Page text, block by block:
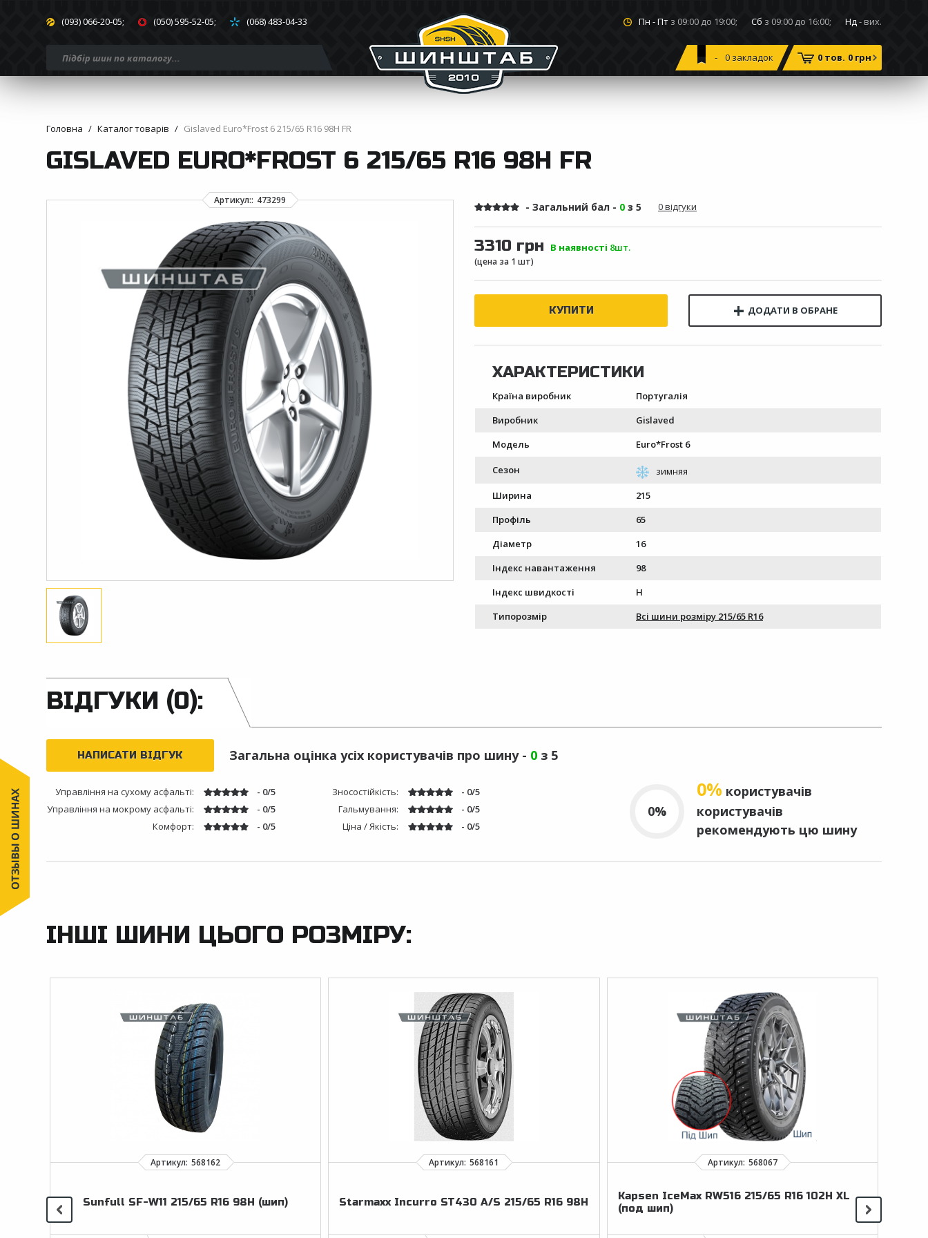
(093) 066-20-05; (050) 595-52-05; (068) 483-04-33 Пн - Пт з 09:00 до 19:00; Сб з 09:00 до 16:00; Нд- вих.
0закладок 0 тов. 0 грн
Головна Каталог товарів Gislaved Euro*Frost 6 215/65 R16 98H FR
GISLAVED EURO*FROST 6 215/65 R16 98H FR
- Загальний бал - 0 з 5 0 відгуки
3310 грн В наявності 8шт.
Країна виробник
Португалія
Виробник
Gislaved
Модель
Euro*Frost 6
Сезон
Ширина
215
Профіль
65
Діаметр
16
Індекс навантаження
98
Індекс швидкості
H
Типорозмір
Всі шини розміру 215/65 R16
ВІДГУКИ (0):
НАПИСАТИ ВІДГУК Загальна оцінка усіх користувачів про шину - 0 з 5
Управління на сухому асфальті:
- 0/5
Управління на мокрому асфальті:
- 0/5
Комфорт:
- 0/5
Зносостійкість:
- 0/5
Гальмування:
- 0/5
Ціна / Якість:
- 0/5
0%
0% користувачів
користувачів
рекомендують цю шину
ІНШІ ШИНИ ЦЬОГО РОЗМІРУ:
Sunfull SF-W11 215/65 R16 98H (шип) Starmaxx Incurro ST430 A/S 215/65 R16 98H
Kapsen IceMax RW516 215/65 R16 102H XL
(под шип)